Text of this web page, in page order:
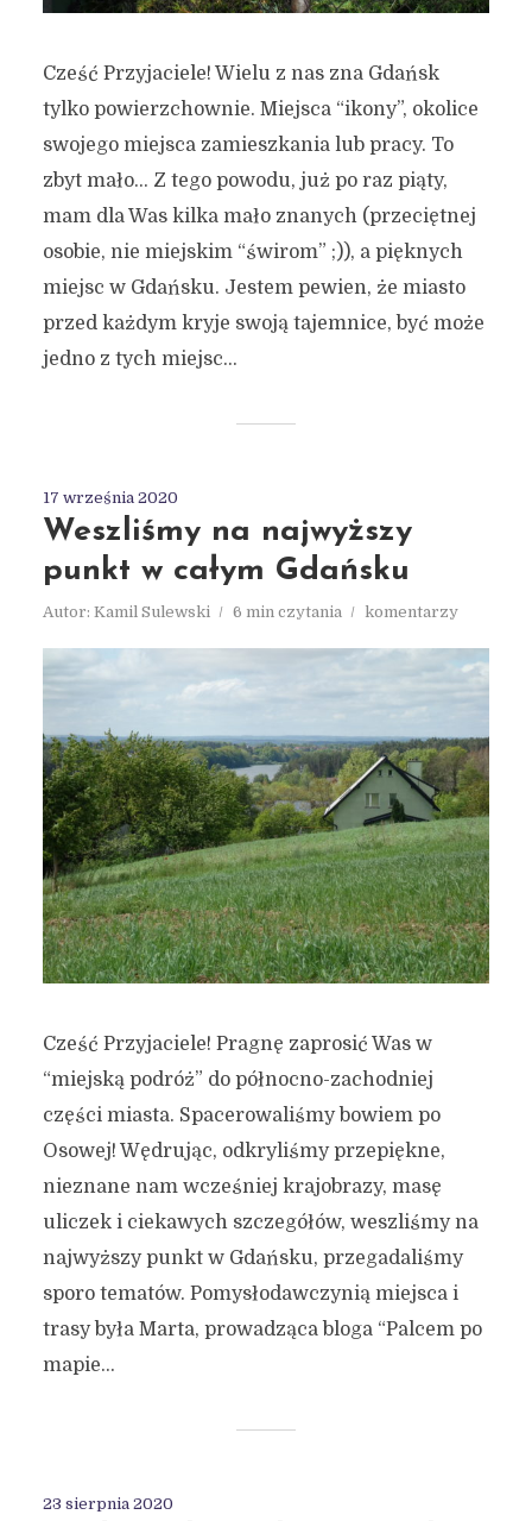
Cześć Przyjaciele! Wielu z nas zna Gdańsk
tylko powierzchownie. Miejsca “ikony”, okolice
swojego miejsca zamieszkania lub pracy. To
zbyt mało… Z tego powodu, już po raz piąty,
mam dla Was kilka mało znanych (przeciętnej
osobie, nie miejskim “świrom” ;)), a pięknych
miejsc w Gdańsku. Jestem pewien, że miasto
przed każdym kryje swoją tajemnice, być może
jedno z tych miejsc...
17 września 2020
Weszliśmy na najwyższy
punkt w całym Gdańsku
Autor: Kamil Sulewski 6 min czytania komentarzy
Cześć Przyjaciele! Pragnę zaprosić Was w
“miejską podróż” do północno-zachodniej
części miasta. Spacerowaliśmy bowiem po
Osowej! Wędrując, odkryliśmy przepiękne,
nieznane nam wcześniej krajobrazy, masę
uliczek i ciekawych szczegółów, weszliśmy na
najwyższy punkt w Gdańsku, przegadaliśmy
sporo tematów. Pomysłodawczynią miejsca i
trasy była Marta, prowadząca bloga “Palcem po
mapie...
23 sierpnia 2020